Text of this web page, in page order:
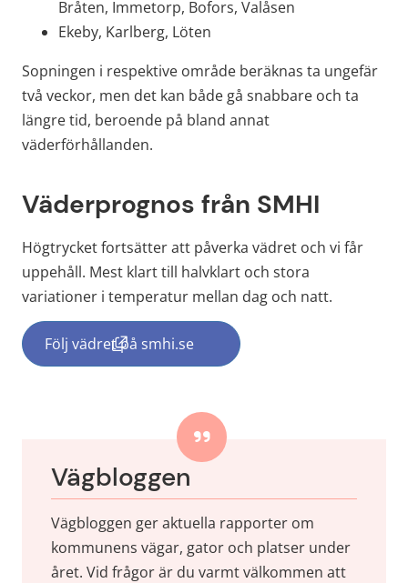
Bråten, Immetorp, Bofors, Valåsen
Ekeby, Karlberg, Löten
Sopningen i respektive område beräknas ta ungefär
två veckor, men det kan både gå snabbare och ta
längre tid, beroende på bland annat
väderförhållanden.
Väderprognos från SMHI
Högtrycket fortsätter att påverka vädret och vi får
uppehåll. Mest klart till halvklart och stora
variationer i temperatur mellan dag och natt.
Följ vädret på smhi.se(länk till annan webbplats, öppnas i nytt
Vägbloggen
Vägbloggen ger aktuella rapporter om
kommunens vägar, gator och platser under
året. Vid frågor är du varmt välkommen att